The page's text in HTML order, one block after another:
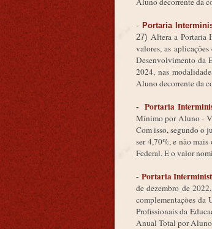
- Portaria
27) Altera a Portaria
valores, as
Desenvolvimento da
2024, nas
Aluno decorrente da
-Portaria
Mínimo por Aluno -
Com isso, segundo o
ser 4,70%, e não
Federal. E o valor
- Portaria
de dezembro de
complementações da
Profissionais da
Anual Total por